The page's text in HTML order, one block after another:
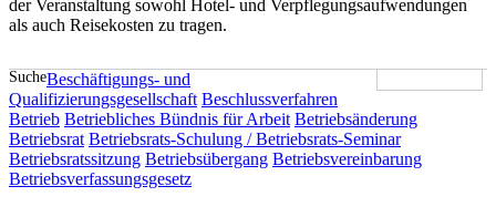
der Veranstaltung sowohl Hotel- und Verpflegungsaufwendungen
als auch Reisekosten zu tragen.
SucheBeschäftigungs- und
Qualifizierungsgesellschaft Beschlussverfahren
Betrieb Betriebliches Bündnis für Arbeit Betriebsänderung
Betriebsrat Betriebsrats-Schulung / Betriebsrats-Seminar
Betriebsratssitzung Betriebsübergang Betriebsvereinbarung
Betriebsverfassungsgesetz